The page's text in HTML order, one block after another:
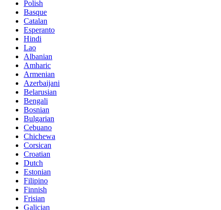
Polish
Basque
Catalan
Esperanto
Hindi
Lao
Albanian
Amharic
Armenian
Azerbaijani
Belarusian
Bengali
Bosnian
Bulgarian
Cebuano
Chichewa
Corsican
Croatian
Dutch
Estonian
Filipino
Finnish
Frisian
Galician